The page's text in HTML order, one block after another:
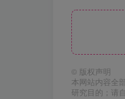
© 版权声明
本网站内容全
研究目的；请